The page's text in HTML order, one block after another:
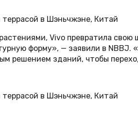
Vivo превратила
форму», — заявили в
решением зданий, чтобы